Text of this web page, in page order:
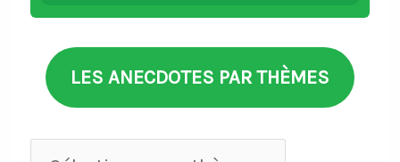
LES ANECDOTES PAR THÈMES
Anecdotes